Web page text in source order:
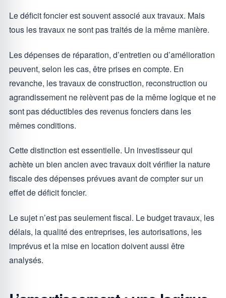
Le déficit foncier est souvent associé aux travaux. Mais
tous les travaux ne sont pas traités de la même manière.
Les dépenses de réparation, d’entretien ou d’amélioration
peuvent, selon les cas, être prises en compte. En
revanche, les travaux de construction, reconstruction ou
agrandissement ne relèvent pas de la même logique et ne
sont pas déductibles des revenus fonciers dans les
mêmes conditions.
Cette distinction est essentielle. Un investisseur qui
achète un bien ancien avec travaux doit vérifier la nature
fiscale des dépenses prévues avant de compter sur un
effet de déficit foncier.
Le sujet n’est pas seulement fiscal. Le budget travaux, les
délais, la qualité des entreprises, les autorisations, les
imprévus et la mise en location doivent aussi être
analysés.